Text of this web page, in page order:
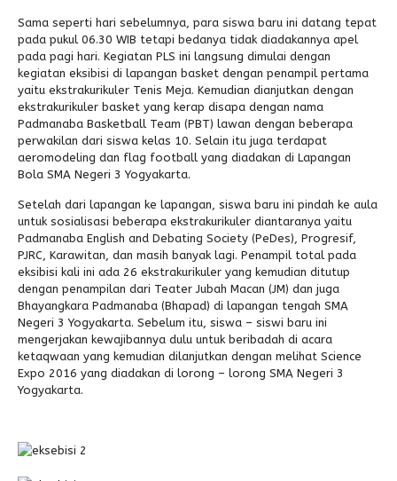
Sama seperti hari sebelumnya, para siswa baru ini datang tepat
pada pukul 06.30 WIB tetapi bedanya tidak diadakannya apel
pada pagi hari. Kegiatan PLS ini langsung dimulai dengan
kegiatan eksibisi di lapangan basket dengan penampil pertama
yaitu ekstrakurikuler Tenis Meja. Kemudian dianjutkan dengan
ekstrakurikuler basket yang kerap disapa dengan nama
Padmanaba Basketball Team (PBT) lawan dengan beberapa
perwakilan dari siswa kelas 10. Selain itu juga terdapat
aeromodeling dan flag football yang diadakan di Lapangan
Bola SMA Negeri 3 Yogyakarta.
Setelah dari lapangan ke lapangan, siswa baru ini pindah ke aula
untuk sosialisasi beberapa ekstrakurikuler diantaranya yaitu
Padmanaba English and Debating Society (PeDes), Progresif,
PJRC, Karawitan, dan masih banyak lagi. Penampil total pada
eksibisi kali ini ada 26 ekstrakurikuler yang kemudian ditutup
dengan penampilan dari Teater Jubah Macan (JM) dan juga
Bhayangkara Padmanaba (Bhapad) di lapangan tengah SMA
Negeri 3 Yogyakarta. Sebelum itu, siswa – siswi baru ini
mengerjakan kewajibannya dulu untuk beribadah di acara
ketaqwaan yang kemudian dilanjutkan dengan melihat Science
Expo 2016 yang diadakan di lorong – lorong SMA Negeri 3
Yogyakarta.